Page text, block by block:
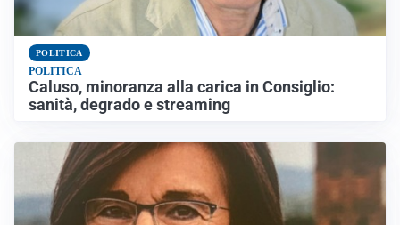
POLITICA
POLITICA
Caluso, minoranza alla carica in Consiglio:
sanità, degrado e streaming